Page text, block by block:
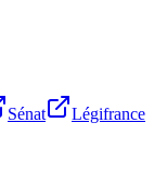
Sénat Légifrance